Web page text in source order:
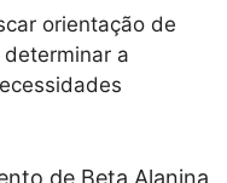
orientação de
a
de Beta Alanina